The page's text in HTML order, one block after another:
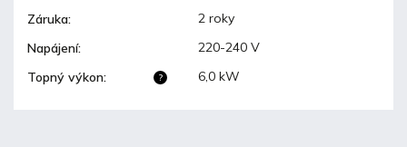
Záruka:
2 roky
Napájení: 220-240 V
?
Topný výkon: 6,0 kW